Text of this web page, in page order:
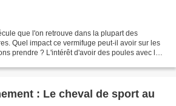
que l'on retrouve dans la plupart des
Quel impact ce vermifuge peut-il avoir sur les
prendre ? L'intérêt d'avoir des poules avec les
: Le cheval de sport au